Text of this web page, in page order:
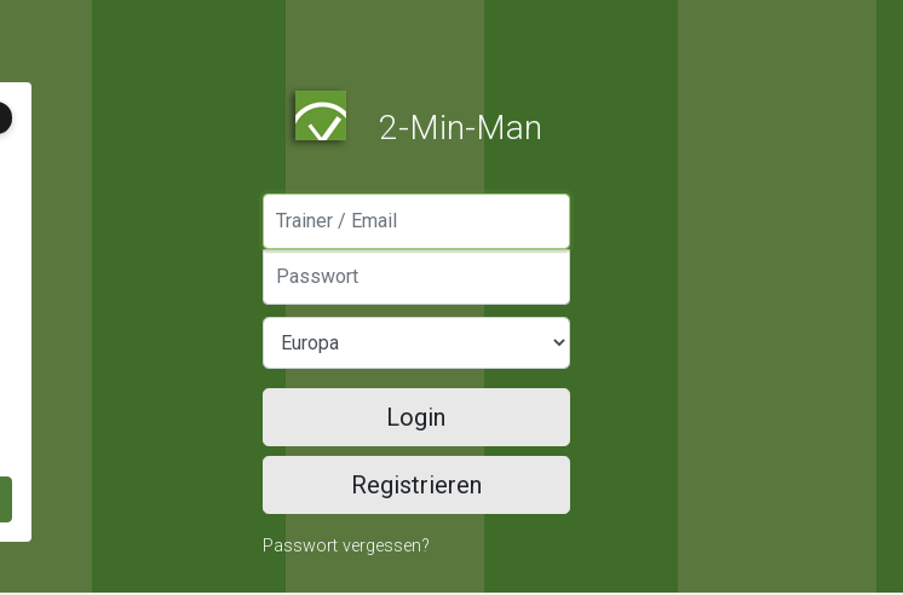
2-Min-Man
Login
Registrieren
Passwort vergessen?